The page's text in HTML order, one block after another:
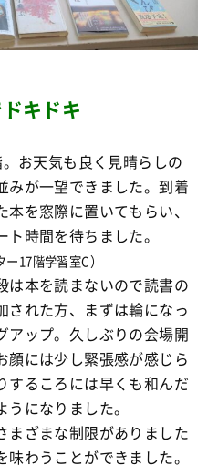
キドキ
お天気も良く見晴らしの
みが一望できました。到着
を窓際に置いてもらい、
時間を待ちました。
17階学習室C）
は本を読まないので読書の
された方、まずは輪になっ
アップ。久しぶりの会場開
顔には少し緊張感が感じら
するころには早くも和んだ
になりました。
まざまな制限がありました
わうことができました。